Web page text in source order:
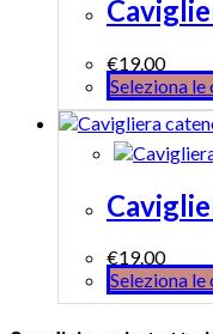
€19.00
Seleziona
€19.00
Seleziona